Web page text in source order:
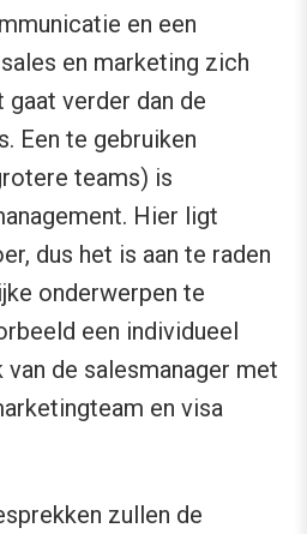
en een
en marketing zich
gaat verder dan de
Een te gebruiken
teams) is
Hier ligt
dus het is aan te raden
onderwerpen te
een individueel
de salesmanager met
en visa
zullen de